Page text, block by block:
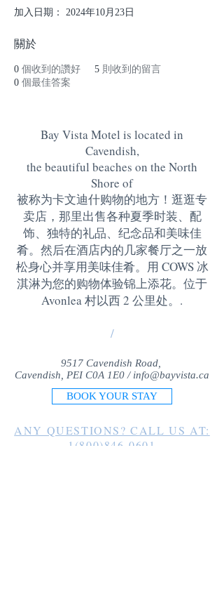
加入日期： 2024年10月23日
關於
0 個收到的讚好 5 則收到的留言
0 個最佳答案
Bay Vista Motel is located in
Cavendish,
the beautiful beaches on the North
Shore of
被称为卡文迪什购物的地方！逛逛专
卖店，那里出售各种夏季时装、配
饰、独特的礼品、纪念品和美味佳
肴。然后在酒店内的几家餐厅之一放
松身心并享用美味佳肴。用 COWS 冰
淇淋为您的购物体验锦上添花。位于
Avonlea 村以西 2 公里处。 .
/
9517 Cavendish Road,
Cavendish, PEI C0A 1E0 / info@bayvista.ca
BOOK YOUR STAY
ANY QUESTIONS? CALL US AT:
1(800)846-0601